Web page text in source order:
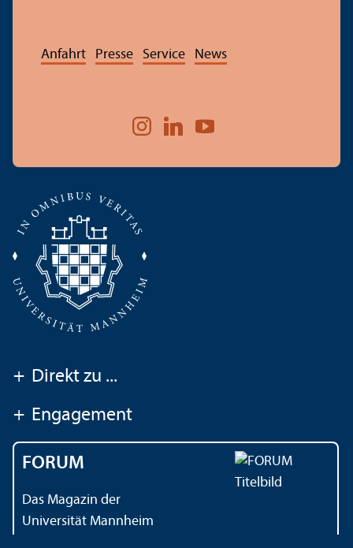
Anfahrt Presse Service News
+ Direkt zu ...
+ Engagement
FORUM
Das Magazin der
Universität Mannheim